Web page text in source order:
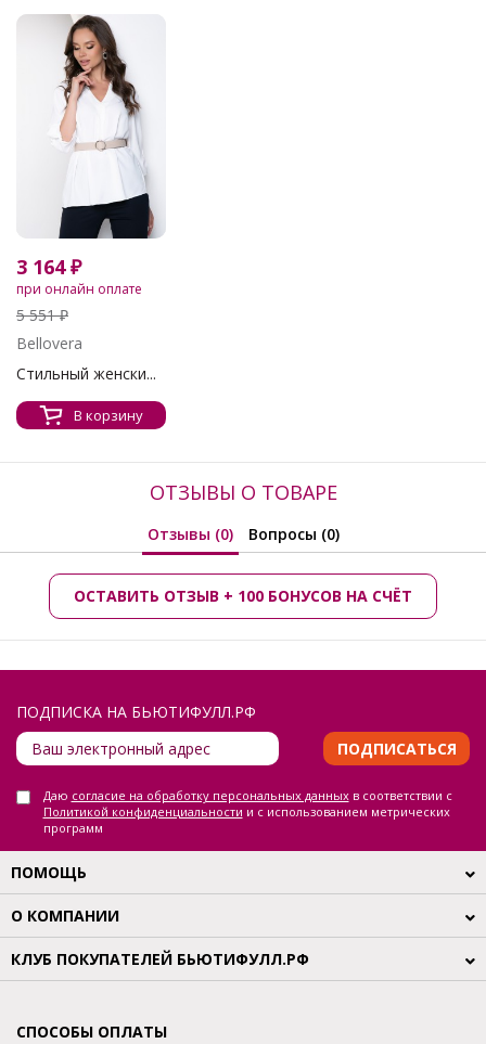
3 164 ₽
при онлайн оплате
5 551 ₽
Bellovera
Стильный женски...
В корзину
ОТЗЫВЫ О ТОВАРЕ
Отзывы (0) Вопросы (0)
ОСТАВИТЬ ОТЗЫВ + 100 БОНУСОВ НА СЧЁТ
ПОДПИСКА НА БЬЮТИФУЛЛ.РФ
ПОДПИСАТЬСЯ
Даю согласие на обработку персональных данныхв соответствии с
Политикой конфиденциальности и с использованием метрических
программ
ПОМОЩЬ
О КОМПАНИИ
КЛУБ ПОКУПАТЕЛЕЙ БЬЮТИФУЛЛ.РФ
СПОСОБЫ ОПЛАТЫ